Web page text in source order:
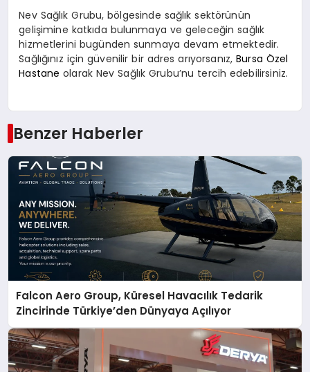
Nev Sağlık Grubu, bölgesinde sağlık sektörünün
gelişimine katkıda bulunmaya ve geleceğin sağlık
hizmetlerini bugünden sunmaya devam etmektedir.
Sağlığınız için güvenilir bir adres arıyorsanız,Bursa Özel
Hastane olarak Nev Sağlık Grubu’nu tercih edebilirsiniz.
Benzer Haberler
Falcon Aero Group, Küresel Havacılık Tedarik
Zincirinde Türkiye’den Dünyaya Açılıyor